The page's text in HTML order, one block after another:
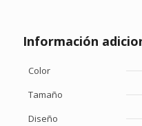
Información
Color
Tamaño
Diseño